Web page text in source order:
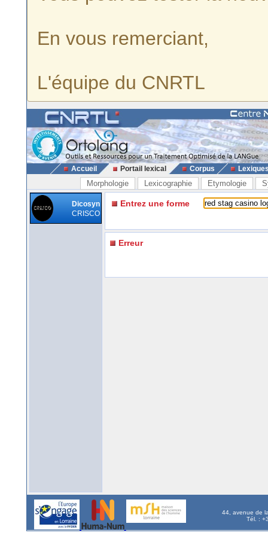
En vous remerciant,
L'équipe du CNRTL
Accueil Portail lexical Corpus
Morphologie Lexicographie Etymologie
Dicosyn
CRISCO
Entrez une forme
Erreur
44, avenue de
Tél. :